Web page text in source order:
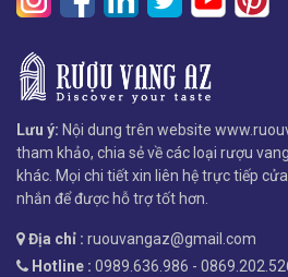
Lưu ý: Nội dung trên website
tham khảo, chia sẻ về các loại rượu
khác. Mọi chi tiết xin liên hệ trực tiếp
nhắn để được hỗ trợ tốt hơn.
Địa chỉ : ruouvangaz@gmail.com
Hotline : 0989.636.986 -